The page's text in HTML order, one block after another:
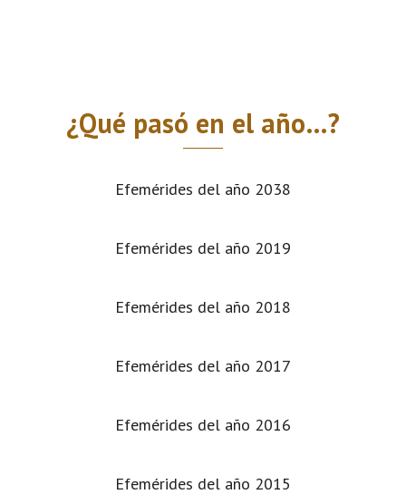
¿Qué pasó en el año…?
Efemérides del año 2038
Efemérides del año 2019
Efemérides del año 2018
Efemérides del año 2017
Efemérides del año 2016
Efemérides del año 2015